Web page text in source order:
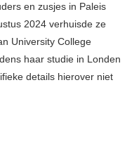
en zusjes in Paleis
2024 verhuisde ze
University College
haar studie in Londen
details hierover niet